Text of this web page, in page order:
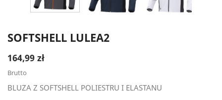
SOFTSHELL LULEA2
164,99 zł
Brutto
BLUZA Z SOFTSHELL POLIESTRU I ELASTANU